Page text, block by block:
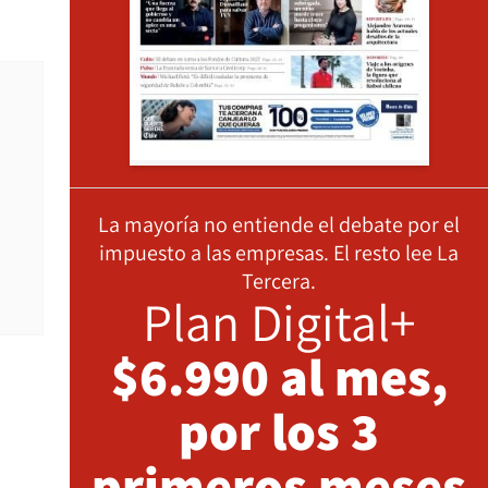
La mayoría no entiende el debate por el
impuesto a las empresas. El resto lee La
Tercera.
Plan Digital+
$6.990 al mes,
por los 3